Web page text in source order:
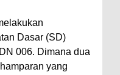
Dasar (SD)
006. Dimana dua
yang